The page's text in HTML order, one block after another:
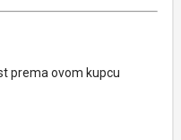
prema ovom kupcu